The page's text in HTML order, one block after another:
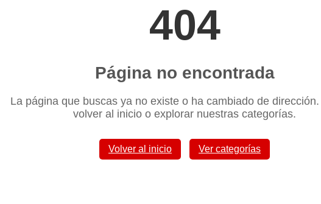
404
Página no encontrada
La página que buscas ya no existe o ha cambiado de
volver al inicio o explorar nuestras categorías.
Volver al inicio Ver categorías